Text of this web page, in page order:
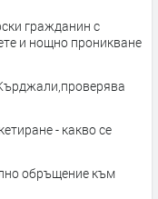
гражданин с
и нощно проникване
- какво се
обръщение към